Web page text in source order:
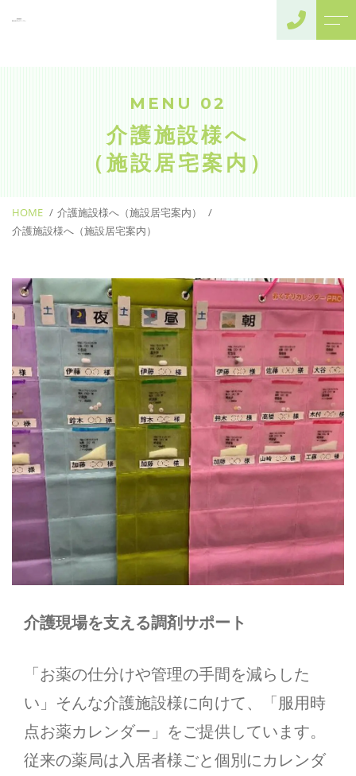
訪問診療病院様へ
（施設居宅案内）
介護者様へ
オンライン診療・服
薬指導の患者様へ
一般患者様へ
薬剤師の仕事
調剤事務員の仕事
よくある質問
ブログ
当薬局からのお
知らせ
お問い合わせ
0138-77-1712
メールでのお問い合わせ
CONTACT
処方箋ネット受付
求人応募
MENU 02
介護施設様へ
（施設居宅案内）
HOME
介護施設様へ（施設居宅案内）
介護施設様へ（施設居宅案内）
介護現場を支える調剤サポート
「お薬の仕分けや管理の手間を減らした
い」そんな介護施設様に向けて、「服用時
点お薬カレンダー」をご提供しています。
従来の薬局は入居者様ごと個別にカレンダ